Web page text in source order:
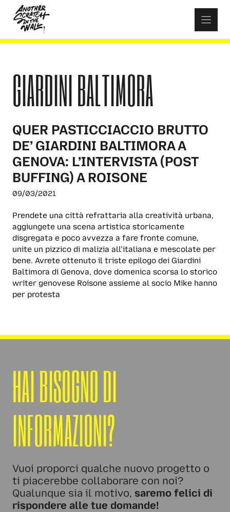
content
GIARDINI BALTIMORA
QUER PASTICCIACCIO BRUTTO
DE’ GIARDINI BALTIMORA A
GENOVA: L’INTERVISTA (POST
BUFFING) A ROISONE
09/03/2021
Prendete una città refrattaria alla creatività urbana,
aggiungete una scena artistica storicamente
disgregata e poco avvezza a fare fronte comune,
unite un pizzico di malizia all’italiana e mescolate per
bene. Avrete ottenuto il triste epilogo dei Giardini
Baltimora di Genova, dove domenica scorsa lo storico
writer genovese Roisone assieme al socio Mike hanno
per protesta
HAI BISOGNO DI
INFORMAZIONI?
Vuoi proporci qualche nuovo progetto o
ti piacerebbe collaborare con noi?
Qualunque sia il motivo, saremo felici di
rispondere alle tue domande!